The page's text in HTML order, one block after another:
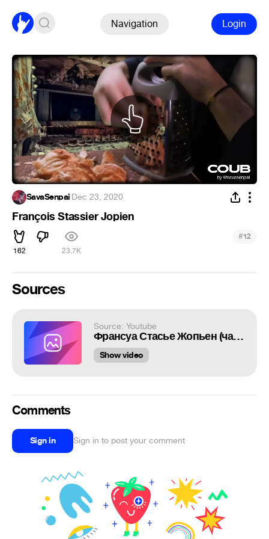
Navigation Login
SavaSenpai·Dec 23, 2020
François Stassier Jopien
162 23.7K
#12
Sources
Source: Youtube
Франсуа Стасье Жопьен (часть первая) feat Стасяо-сан and Крашеный
Show video
Comments
Sign in Sign in to post your comment